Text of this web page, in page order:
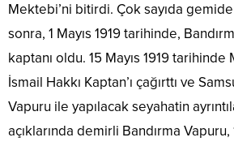
Mektebi’ni bitirdi. Çok sayıda
sonra, 1 Mayıs 1919 tarihinde,
kaptanı oldu. 15 Mayıs 1919 tarihinde
İsmail Hakkı Kaptan’ı çağırttı ve
Vapuru ile yapılacak seyahatin
açıklarında demirli Bandırma Vapuru,